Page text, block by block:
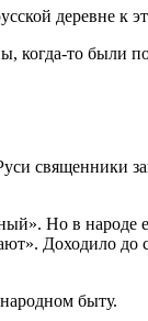
деревне к
когда-то
священники
Но в
Доходило
быту.